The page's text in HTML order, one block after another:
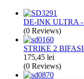
DE-INK ULTRA -
(0 Reviews)
STRIKE 2
175,45 lei
(0 Reviews)